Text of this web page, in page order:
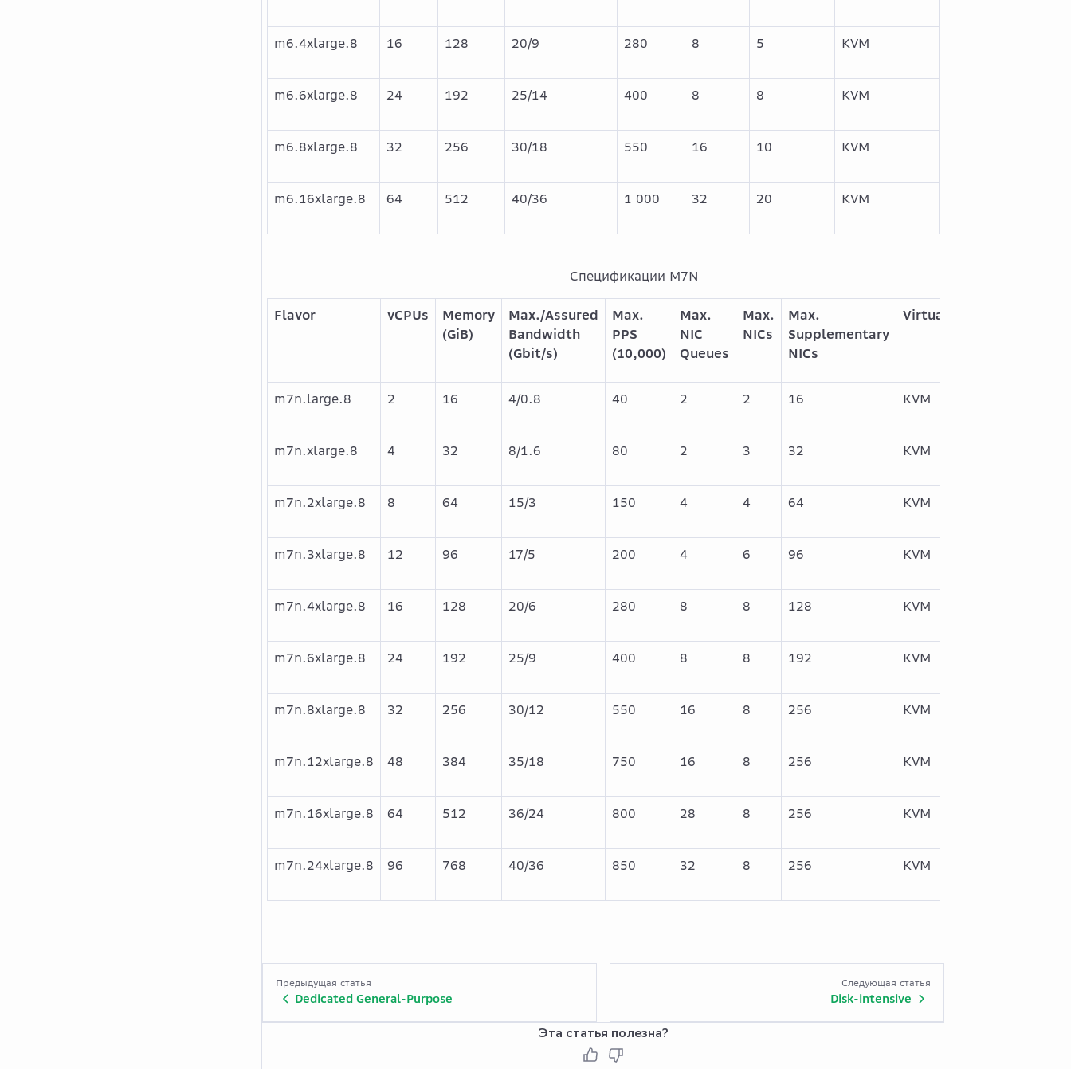
m6.4xlarge.8 16 128 20/9 280 8 5 KVM
m6.6xlarge.8 24 192 25/14 400 8 8 KVM
m6.8xlarge.8 32 256 30/18 550 16 10 KVM
m6.16xlarge.8 64 512 40/36 1 000 32 20 KVM
Спецификации M7N
Flavor vCPUs
Memory
(GiB)
Max./Assured
Bandwidth
(Gbit/s)
Max.
PPS
(10,000)
Max.
NIC
Queues
Max.
NICs
Max.
Supplementary
NICs
Virtualization
m7n.large.8 2 16 4/0.8 40 2 2 16 KVM
m7n.xlarge.8 4 32 8/1.6 80 2 3 32 KVM
m7n.2xlarge.8 8 64 15/3 150 4 4 64 KVM
m7n.3xlarge.8 12 96 17/5 200 4 6 96 KVM
m7n.4xlarge.8 16 128 20/6 280 8 8 128 KVM
m7n.6xlarge.8 24 192 25/9 400 8 8 192 KVM
m7n.8xlarge.8 32 256 30/12 550 16 8 256 KVM
m7n.12xlarge.8 48 384 35/18 750 16 8 256 KVM
m7n.16xlarge.8 64 512 36/24 800 28 8 256 KVM
m7n.24xlarge.8 96 768 40/36 850 32 8 256 KVM
Предыдущая статья
Dedicated General-Purpose
Следующая статья
Disk-intensive
Эта статья полезна?